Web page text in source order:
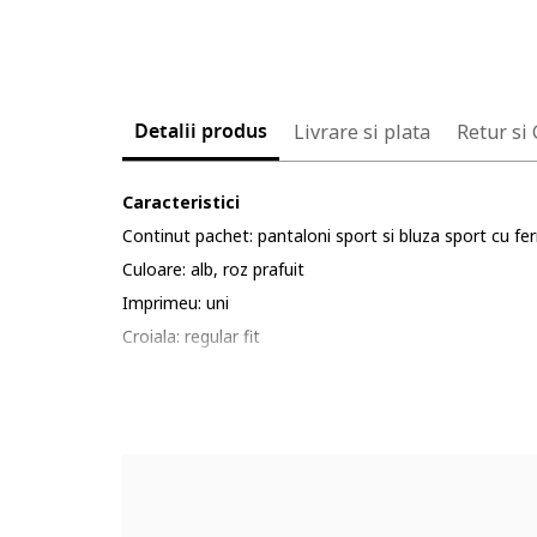
Detalii produs Livrare si plata Retur si
Caracteristici
Continut pachet: pantaloni sport si bluza sport cu
Culoare: alb, roz prafuit
Imprimeu: uni
Croiala: regular fit